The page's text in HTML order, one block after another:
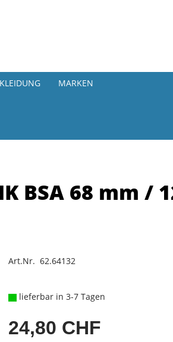
MARKEN
BSA 68 mm /
Art.Nr. 62.64132
lieferbar in 3-7 Tagen
24,80 CHF